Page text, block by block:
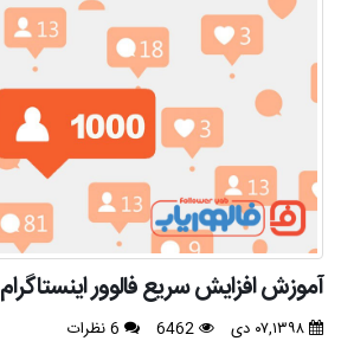
آموزش افزایش سریع فالوور اینستاگرام